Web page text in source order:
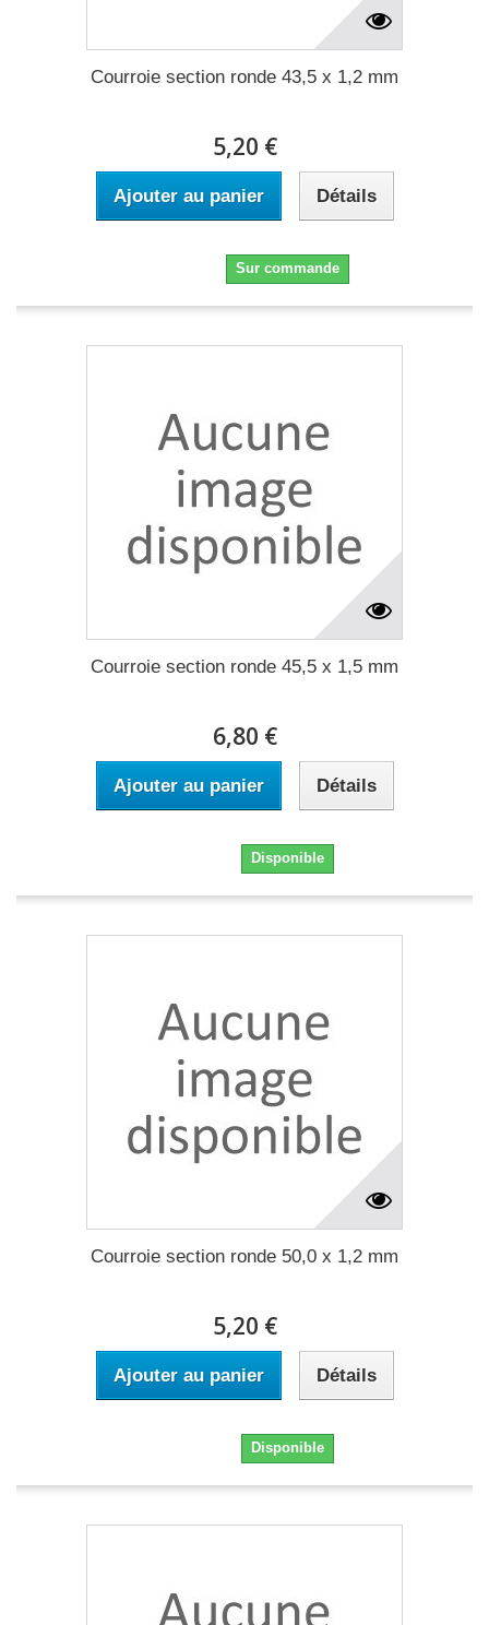
Courroie section ronde 43,5 x 1,2 mm
5,20 €
Ajouter au panier Détails
Sur commande
Courroie section ronde 45,5 x 1,5 mm
6,80 €
Ajouter au panier Détails
Disponible
Courroie section ronde 50,0 x 1,2 mm
5,20 €
Ajouter au panier Détails
Disponible